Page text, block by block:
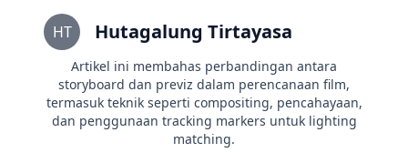
HT Hutagalung Tirtayasa
Artikel ini membahas perbandingan antara
storyboard dan previz dalam perencanaan film,
termasuk teknik seperti compositing, pencahayaan,
dan penggunaan tracking markers untuk lighting
matching.